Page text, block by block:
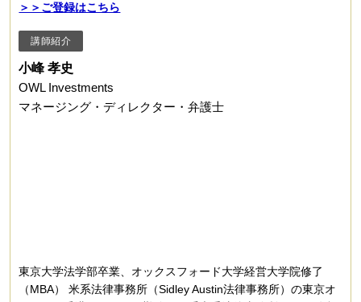
＞＞ご登録はこちら
講師紹介
小峰 孝史
OWL Investments
マネージング・ディレクター・弁護士
東京大学法学部卒業、オックスフォード大学経営大学院修了
（MBA） 米系法律事務所（Sidley Austin法律事務所）の東京オ